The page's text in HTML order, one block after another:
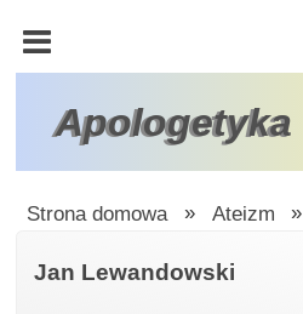
Apologetyka
KOŚCIÓŁ
KATOLICKI
TRÓJCA
ŚWIĘTA
Strona domowa » Ateizm »
Jan Lewandowski